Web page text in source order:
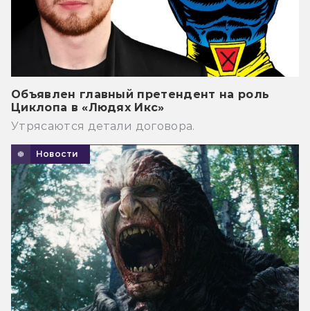
Объявлен главный претендент на роль
Циклопа в «Людях Икс»
Утрясаются детали договора.
Новости